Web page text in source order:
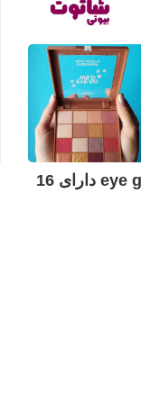
پالت سایه چشم لورآل مدل eye go wild دارای 16